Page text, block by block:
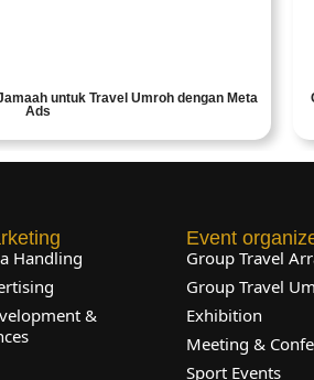
untuk Travel Umroh dengan Meta
Ads
Handling
&
Event
Group Travel
Group Travel
Exhibition
Meeting &
Sport Events